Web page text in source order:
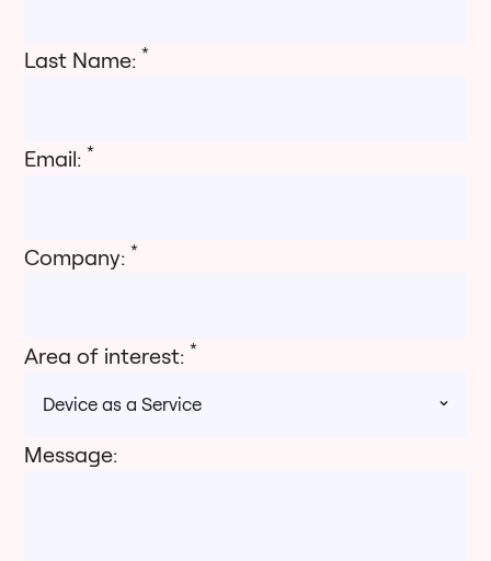
Last Name:*
Email:*
Company:*
Area of interest:*
Message: